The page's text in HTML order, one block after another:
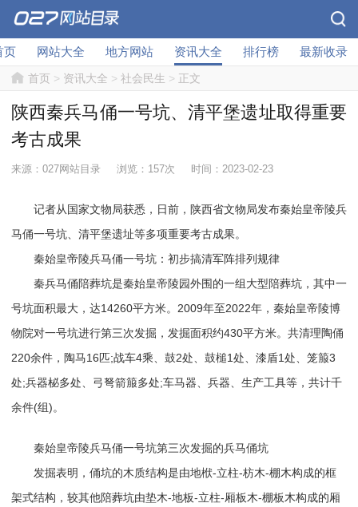
页 网站大全 地方网站 资讯大全 排行榜 最新收录
首页 > 资讯大全 > 社会民生 > 正文
陕西秦兵马俑一号坑、清平堡遗址取得重要
考古成果
来源：027网站目录 浏览：157次 时间：2023-02-23
记者从国家文物局获悉，日前，陕西省文物局发布秦始皇帝陵兵
马俑一号坑、清平堡遗址等多项重要考古成果。
秦始皇帝陵兵马俑一号坑：初步搞清军阵排列规律
秦兵马俑陪葬坑是秦始皇帝陵园外围的一组大型陪葬坑，其中一
号坑面积最大，达14260平方米。2009年至2022年，秦始皇帝陵博
物院对一号坑进行第三次发掘，发掘面积约430平方米。共清理陶俑
220余件，陶马16匹;战车4乘、鼓2处、鼓槌1处、漆盾1处、笼箙3
处;兵器柲多处、弓弩箭箙多处;车马器、兵器、生产工具等，共计千
余件(组)。
秦始皇帝陵兵马俑一号坑第三次发掘的兵马俑坑
发掘表明，俑坑的木质结构是由地栿-立柱-枋木-棚木构成的框
架式结构，较其他陪葬坑由垫木-地板-立柱-厢板木-棚板木构成的厢